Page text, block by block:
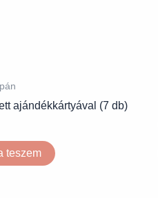
ajándékkártyával (7 db)
teszem